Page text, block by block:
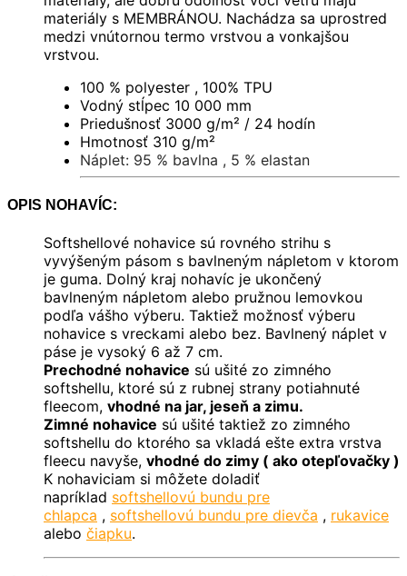
materiály s MEMBRÁNOU. Nachádza sa uprostred
medzi vnútornou termo vrstvou a vonkajšou
vrstvou.
100 % polyester , 100% TPU
Vodný stĺpec 10 000 mm
Priedušnosť 3000 g/m² / 24 hodín
Hmotnosť 310 g/m²
Náplet: 95 % bavlna , 5 % elastan
OPIS NOHAVÍC:
Softshellové nohavice sú rovného strihu s
vyvýšeným pásom s bavlneným nápletom v ktorom
je guma. Dolný kraj nohavíc je ukončený
bavlneným nápletom alebo pružnou lemovkou
podľa vášho výberu. Taktiež možnosť výberu
nohavice s vreckami alebo bez. Bavlnený náplet v
páse je vysoký 6 až 7 cm.
Prechodné nohavice sú ušité zo zimného
softshellu, ktoré sú z rubnej strany potiahnuté
fleecom, vhodné na jar, jeseň a zimu.
Zimné nohavice sú ušité taktiež zo zimného
softshellu do ktorého sa vkladá ešte extra vrstva
fleecu navyše, vhodné do zimy ( ako otepľovačky )
K nohaviciam si môžete doladiť
napríklad softshellovú bundu pre
chlapca , softshellovú bundu pre dievča , rukavice
alebo čiapku.